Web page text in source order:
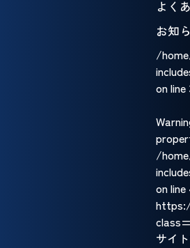
よく
お知
/
on line
/
on line
サイ